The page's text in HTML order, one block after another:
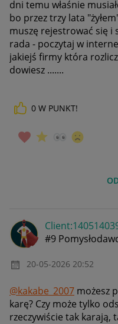
dni temu właśnie
bo przez trzy lata
muszę rejestrować się i
rada - poczytaj w
jakiejś firmy która
dowiesz .......
0 W PUNKT!
Client:14051403
#9
‎20-05-2026 20:52
@kakabe_2007 możesz
karę? Czy może tylko
rzeczywiście tak karają,